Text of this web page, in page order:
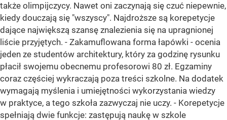
także olimpijczycy. Nawet oni zaczynają się czuć niepewnie,
kiedy douczają się "wszyscy". Najdroższe są korepetycje
dające największą szansę znalezienia się na upragnionej
liście przyjętych. - Zakamuflowana forma łapówki - ocenia
jeden ze studentów architektury, który za godzinę rysunku
płacił swojemu obecnemu profesorowi 80 zł. Egzaminy
coraz częściej wykraczają poza treści szkolne. Na dodatek
wymagają myślenia i umiejętności wykorzystania wiedzy
w praktyce, a tego szkoła zazwyczaj nie uczy. - Korepetycje
spełniają dwie funkcje: zastępują naukę w szkole